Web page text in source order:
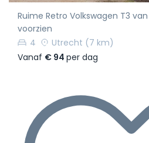
Ruime Retro Volkswagen T3
voorzien
4
Utrecht (7 km)
Vanaf € 94 per dag